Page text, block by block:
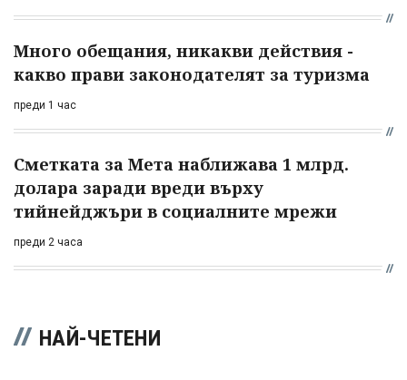
Много обещания, никакви действия -
какво прави законодателят за туризма
преди 1 час
Сметката за Мета наближава 1 млрд.
долара заради вреди върху
тийнейджъри в социалните мрежи
преди 2 часа
НАЙ-ЧЕТЕНИ